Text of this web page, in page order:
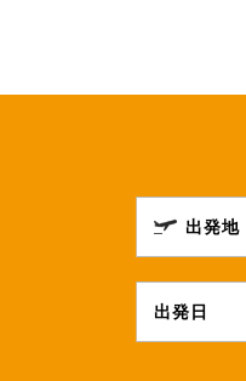
出発地
出発日